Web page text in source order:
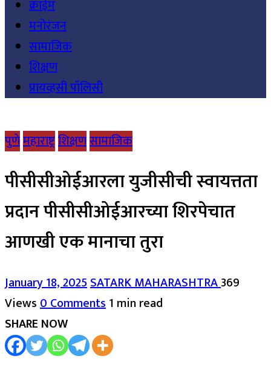
क्राईम
मनोरंजन
सामाजिक
शिक्षण
प्रायव्हसी पॉलिसी
पुणेमहाराष्ट्रशिक्षणसामाजिक
पीसीसीओईआरला युजीसीची स्वायत्तता
प्रदान पीसीसीओईआरच्या शिरपेचात
आणखी एक मानाचा तुरा
January 18, 2025SATARK MAHARASHTRA369
Views0 Comments1 min read
SHARE NOW